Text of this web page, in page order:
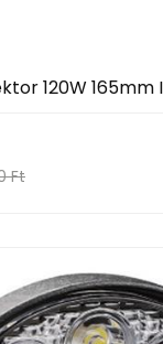
120W 165mm
Ft